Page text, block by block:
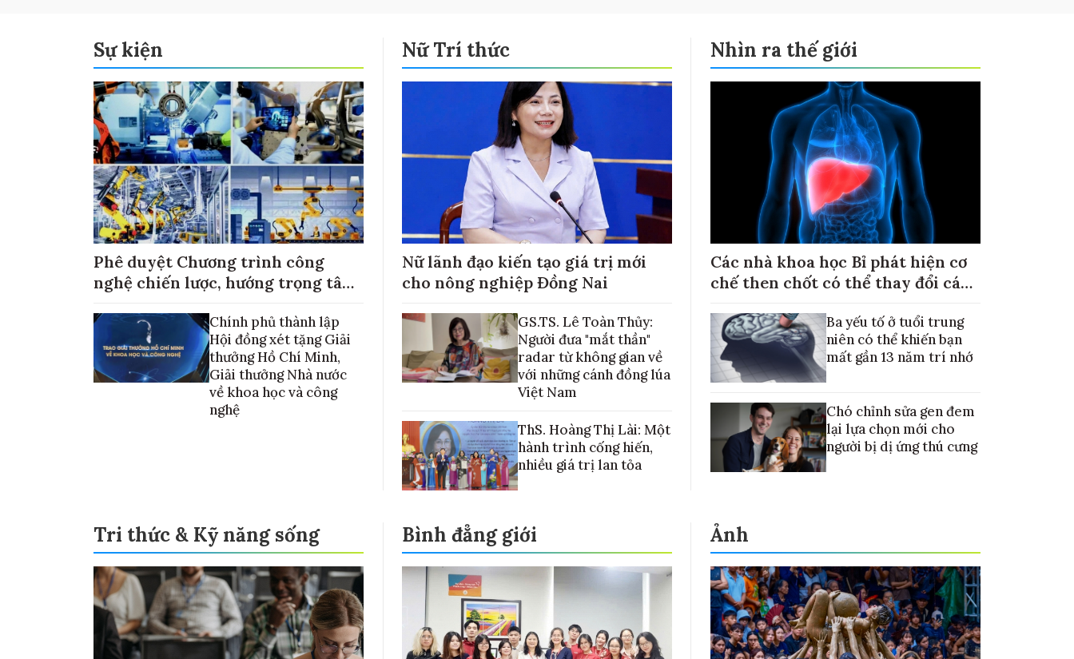
Sự kiện
Phê duyệt Chương trình công
nghệ chiến lược, hướng trọng tâm
Chính phủ thành lập
Hội đồng xét tặng Giải
thưởng Hồ Chí Minh,
Giải thưởng Nhà nước
về khoa học và công
nghệ
Nữ Trí thức
Nữ lãnh đạo kiến tạo giá trị mới
cho nông nghiệp Đồng Nai
GS.TS. Lê Toàn Thủy:
Người đưa "mắt thần"
radar từ không gian về
với những cánh đồng lúa
Việt Nam
ThS. Hoàng Thị Lài: Một
hành trình cống hiến,
nhiều giá trị lan tỏa
Nhìn ra thế giới
Các nhà khoa học Bỉ phát hiện cơ
chế then chốt có thể thay đổi cách
Ba yếu tố ở tuổi trung
niên có thể khiến bạn
mất gần 13 năm trí nhớ
Chó chỉnh sửa gen đem
lại lựa chọn mới cho
người bị dị ứng thú cưng
Tri thức & Kỹ năng sống Bình đẳng giới Ảnh